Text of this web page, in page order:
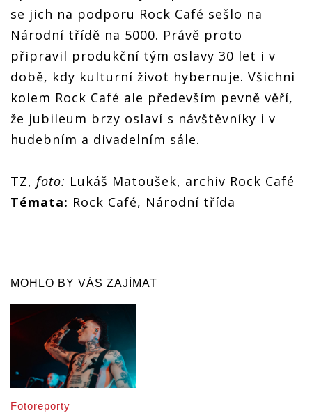
se jich na podporu Rock Café sešlo na
Národní třídě na 5000. Právě proto
připravil produkční tým oslavy 30 let i v
době, kdy kulturní život hybernuje. Všichni
kolem Rock Café ale především pevně věří,
že jubileum brzy oslaví s návštěvníky i v
hudebním a divadelním sále.
TZ, foto: Lukáš Matoušek, archiv Rock Café
Témata: Rock Café, Národní třída
MOHLO BY VÁS ZAJÍMAT
Fotoreporty